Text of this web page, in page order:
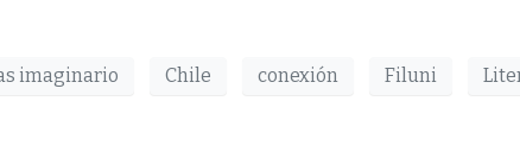
imaginario Chile conexión Filuni